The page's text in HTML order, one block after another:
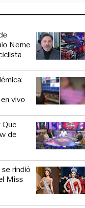
Neme
vivo
de
rindió
Miss